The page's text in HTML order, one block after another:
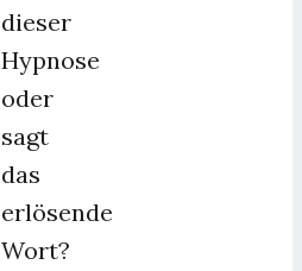
dieser
Hypnose
oder
sagt
das
erlösende
Wort?